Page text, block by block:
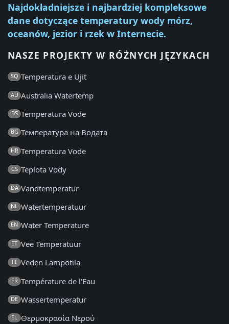
Najdokładniejsze i najbardziej kompleksowe
dane dotyczące temperatury wody mórz,
oceanów, jezior i rzek w Internecie.
NASZE PROJEKTY W RÓŻNYCH JĘZYKACH
SQ Temperatura e Ujit
AU Australia Watertemp
BS Temperatura Vode
BG Температура на Водата
HR Temperatura Vode
CS Teplota Vody
DA Vandtemperatur
NL Watertemperatuur
EN Water Temperature
ET Vee Temperatuur
FI Veden Lämpötila
FR Température de l'Eau
DE Wassertemperatur
EL Θερμοκρασία Νερού